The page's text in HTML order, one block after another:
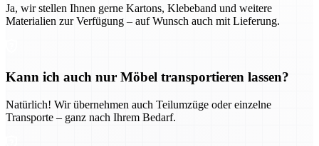
Ja, wir stellen Ihnen gerne Kartons, Klebeband und weitere
Materialien zur Verfügung – auf Wunsch auch mit Lieferung.
Kann ich auch nur Möbel transportieren lassen?
Natürlich! Wir übernehmen auch Teilumzüge oder einzelne
Transporte – ganz nach Ihrem Bedarf.